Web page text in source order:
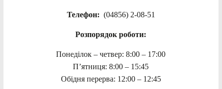
Телефон: (04856) 2-08-51
Розпорядок роботи:
Понеділок – четвер: 8:00 – 17:00
П’ятниця: 8:00 – 15:45
Обідня перерва: 12:00 – 12:45